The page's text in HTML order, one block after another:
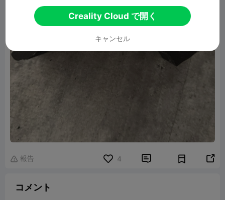
 報告 4  
コメント
Creality Cloud で開く
キャンセル